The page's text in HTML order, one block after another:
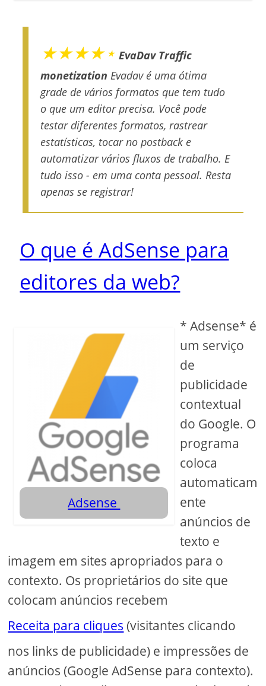
★★★★⋆ EvaDav Traffic
monetization Evadav é uma ótima
grade de vários formatos que tem tudo
o que um editor precisa. Você pode
testar diferentes formatos, rastrear
estatísticas, tocar no postback e
automatizar vários fluxos de trabalho. E
tudo isso - em uma conta pessoal. Resta
apenas se registrar!
O que é AdSense para
editores da web?
Adsense
* Adsense* é
um serviço
de
publicidade
contextual
do Google. O
programa
coloca
automaticam
ente
anúncios de
texto e
imagem em sites apropriados para o
contexto. Os proprietários do site que
colocam anúncios recebem
Receita para cliques (visitantes clicando
nos links de publicidade) e impressões de
anúncios (Google AdSense para contexto).